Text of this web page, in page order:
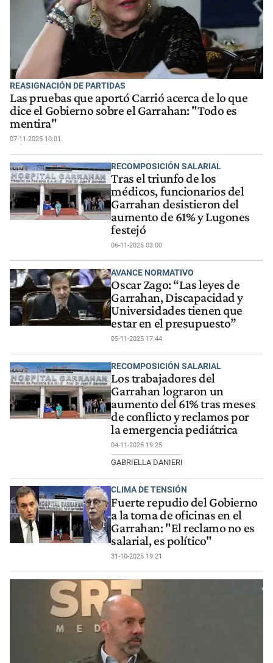
REASIGNACIÓN DE PARTIDAS
Las pruebas que aportó Carrió acerca de lo que
dice el Gobierno sobre el Garrahan: "Todo es
mentira"
07-11-2025 10:01
RECOMPOSICIÓN SALARIAL
Tras el triunfo de los
médicos, funcionarios del
Garrahan desistieron del
aumento de 61% y Lugones
festejó
06-11-2025 03:00
AVANCE NORMATIVO
Oscar Zago: “Las leyes de
Garrahan, Discapacidad y
Universidades tienen que
estar en el presupuesto”
05-11-2025 17:44
RECOMPOSICIÓN SALARIAL
Los trabajadores del
Garrahan lograron un
aumento del 61% tras meses
de conflicto y reclamos por
la emergencia pediátrica
04-11-2025 19:25
GABRIELLA DANIERI
CLIMA DE TENSIÓN
Fuerte repudio del Gobierno
a la toma de oficinas en el
Garrahan: "El reclamo no es
salarial, es político"
31-10-2025 19:21